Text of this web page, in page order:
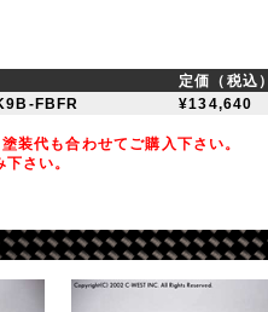
定価（税込）
FBFR ¥134,640
代も合わせてご購入下さい。
さい。